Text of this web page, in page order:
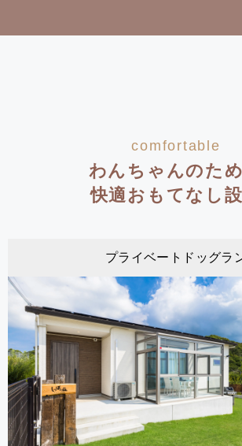
comfortable
わんちゃんのた
快適おもてなし
プライベートドッグラ